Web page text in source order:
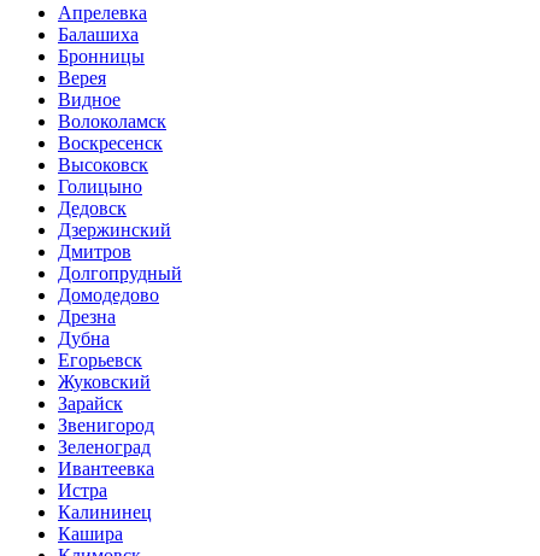
Апрелевка
Балашиха
Бронницы
Верея
Видное
Волоколамск
Воскресенск
Высоковск
Голицыно
Дедовск
Дзержинский
Дмитров
Долгопрудный
Домодедово
Дрезна
Дубна
Егорьевск
Жуковский
Зарайск
Звенигород
Зеленоград
Ивантеевка
Истра
Калининец
Кашира